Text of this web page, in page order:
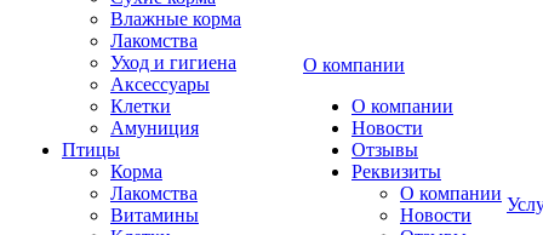
Влажные корма
Лакомства
Уход и гигиена
Аксессуары
Клетки
Амуниция
Птицы
Корма
Лакомства
Витамины
О компании
О компании
Новости
Отзывы
Реквизиты
О компании
Новости